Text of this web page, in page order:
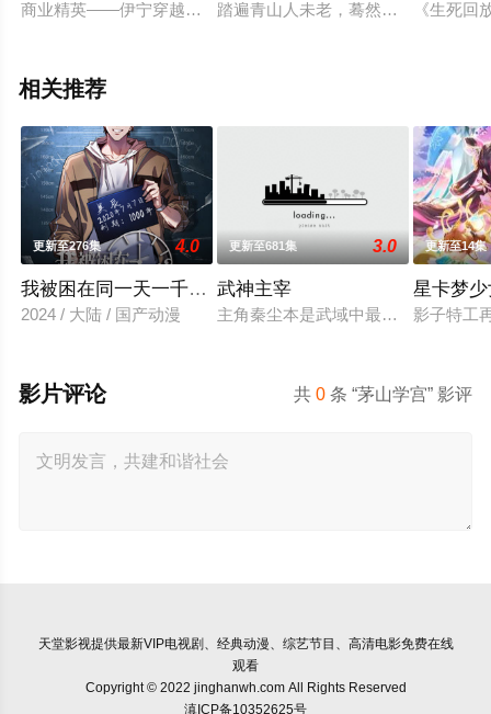
商业精英——伊宁穿越到架空历史的武朝，成为了身份低贱的
踏遍青山人未老，蓦然回首，那剑才
《生死
相关推荐
更新至276集 4.0
我被困在同一天一千年动态漫画
2024 / 大陆 / 国产动漫
更新至681集 3.0
武神主宰
主角秦尘本是武域中最顶尖的天才
更新至14集
星卡梦
影子特工
共0 条 “茅山学宫” 影评
影片评论
天堂影视提供最新VIP电视剧、经典动漫、综艺节目、高清电影免费在线
观看
Copyright © 2022 jinghanwh.com All Rights Reserved
滇ICP备10352625号